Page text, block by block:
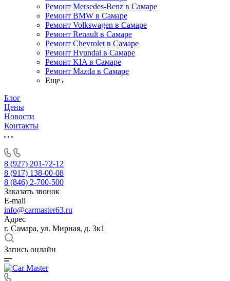
Ремонт Mersedes-Benz в Самаре
Ремонт BMW в Самаре
Ремонт Volkswagen в Самаре
Ремонт Renault в Самаре
Ремонт Chevrolet в Самаре
Ремонт Hyundai в Самаре
Ремонт KIA в Самаре
Ремонт Mazda в Самаре
Еще
Блог
Цены
Новости
Контакты
8 (927) 201-72-12
8 (917) 138-00-08
8 (846) 2-700-500
Заказать звонок
E-mail
info@carmaster63.ru
Адрес
г. Самара, ул. Мирная, д. 3к1
Запись онлайн